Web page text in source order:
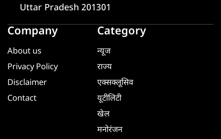
Uttar Pradesh 201301
Company
About us
Privacy Policy
Disclaimer
Contact
Category
न्यूज
राज्य
एक्सक्लूसिव
यूटीलिटी
खेल
मनोरंजन